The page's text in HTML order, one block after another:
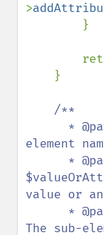
>
/**
element
value or
The sub-